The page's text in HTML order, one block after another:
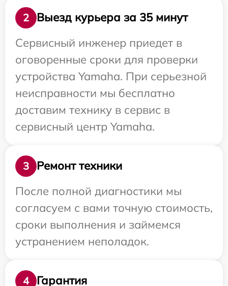
2
Выезд курьера за 35 минут
Сервисный инженер приедет в
оговоренные сроки для проверки
устройства Yamaha. При серьезной
неисправности мы бесплатно
доставим технику в сервис в
сервисный центр Yamaha.
3
Ремонт техники
После полной диагностики мы
согласуем с вами точную стоимость,
сроки выполнения и займемся
устранением неполадок.
4 Гарантия